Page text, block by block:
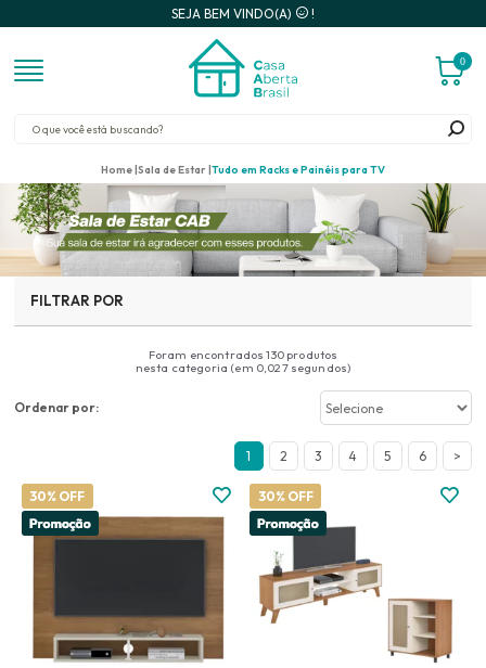
SEJA BEM VINDO(A) !
0
Home Sala de Estar Tudo em Racks e Painéis para TV
FILTRAR POR
Foram encontrados130 produtos
nesta categoria (em 0,027 segundos)
Ordenar por:
1 2 3 4 5 6 >
30% OFF 30% OFF